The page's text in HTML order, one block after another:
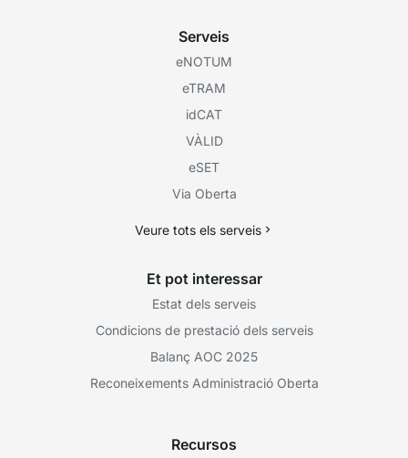
Serveis
eNOTUM
eTRAM
idCAT
VÀLID
eSET
Via Oberta
Veure tots els serveis
Et pot interessar
Estat dels serveis
Condicions de prestació dels serveis
Balanç AOC 2025
Reconeixements Administració Oberta
Recursos